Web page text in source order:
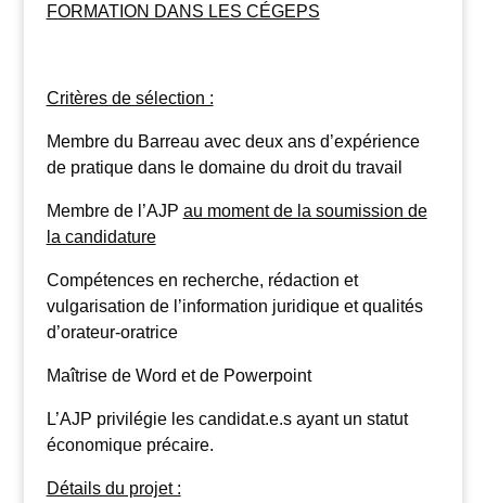
FORMATION DANS LES CÉGEPS
Critères de sélection :
Membre du Barreau avec deux ans d’expérience
de pratique dans le domaine du droit du travail
Membre de l’AJP au moment de la soumission de
la candidature
Compétences en recherche, rédaction et
vulgarisation de l’information juridique et qualités
d’orateur-oratrice
Maîtrise de Word et de Powerpoint
L’AJP privilégie les candidat.e.s ayant un statut
économique précaire.
Détails du projet :